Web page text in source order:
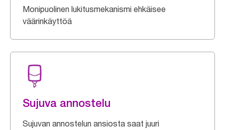
Monipuolinen lukitusmekanismi ehkäisee
väärinkäyttöä
Sujuva annostelu
Sujuvan annostelun ansiosta saat juuri